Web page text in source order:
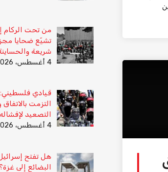
من تحت الركام
تشيّع ضحايا
شريعة
4 أغسطس، 2026
قيادي
التزمت
التصعيد لإفشاله
4 أغسطس، 2026
هل تفتح
البضائع إلى